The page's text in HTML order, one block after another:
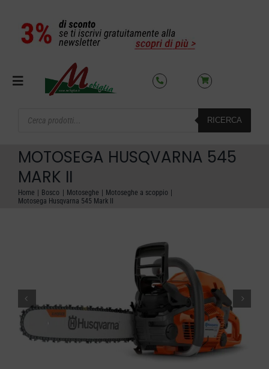
contenuto
Toggle
OFFERTE DEL MESE
CARRELLO
search
RICERCA
MOTOSEGA HUSQVARNA 545
MARK II
Home Bosco Motoseghe
Motoseghe a scoppio
Motosega Husqvarna 545 Mark II